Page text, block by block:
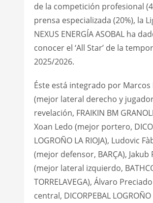
de la competición profesional
prensa especializada (20%), la
NEXUS ENERGÍA ASOBAL ha
conocer el ‘All Star’ de la
2025/2026.
Éste está integrado por Marcos
(mejor lateral derecho y
revelación, FRAIKIN BM
Xoan Ledo (mejor portero,
LOGROÑO LA RIOJA), Ludovic
(mejor defensor, BARÇA), Jakub
(mejor lateral izquierdo,
TORRELAVEGA), Álvaro
central, DICORPEBAL LOGROÑO